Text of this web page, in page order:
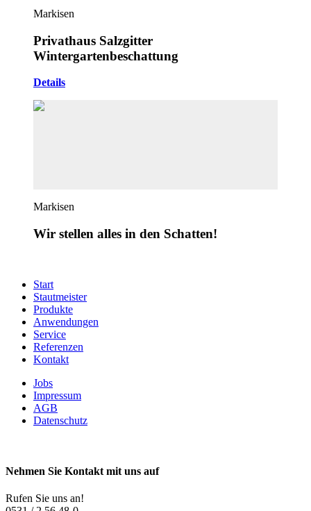
Markisen
Privathaus Salzgitter
Wintergartenbeschattung
Details
Markisen
Wir stellen alles in den Schatten!
Start
Stautmeister
Produkte
Anwendungen
Service
Referenzen
Kontakt
Jobs
Impressum
AGB
Datenschutz
Nehmen Sie Kontakt mit uns auf
Rufen Sie uns an!